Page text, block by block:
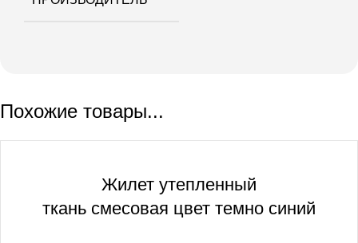
Похожие товары...
Жилет утепленный
ткань смесовая цвет темно синий